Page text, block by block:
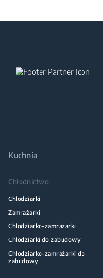
Kuchnia
Chłodnictwo
Chłodziarki
Zamrażarki
Chłodziarko-zamrażarki
Chłodziarki do zabudowy
Chłodziarko-zamrażarki do
zabudowy